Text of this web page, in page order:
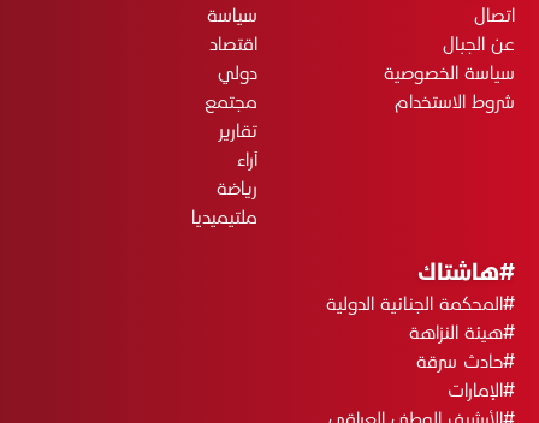
اتصال
عن الجبال
سياسة الخصوصية
شروط الاستخدام
سياسة
اقتصاد
دولي
مجتمع
تقارير
آراء
رياضة
ملتيميديا
#هاشتاك
#المحكمة الجنائية الدولية
#هيئة النزاهة
#حادث سرقة
#الإمارات
#الأرشيف الوطني العراقي